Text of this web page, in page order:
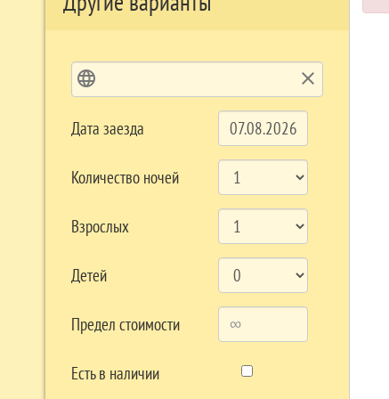
language clear
Дата заезда
Количество ночей
Взрослых
Детей
Предел стоимости
Есть в наличии